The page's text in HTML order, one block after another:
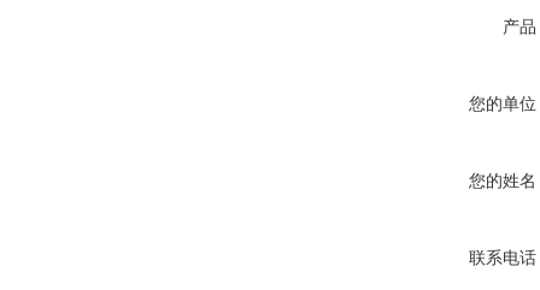
产品
您的单位
您的姓名
联系电话